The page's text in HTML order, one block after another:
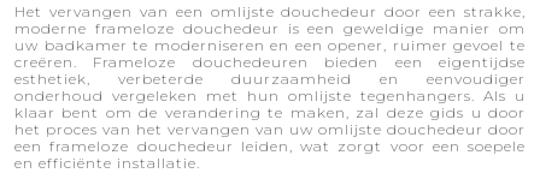
Het vervangen van een omlijste douchedeur door een strakke,
moderne frameloze douchedeur is een geweldige manier om
uw badkamer te moderniseren en een opener, ruimer gevoel te
creëren. Frameloze douchedeuren bieden een eigentijdse
esthetiek, verbeterde duurzaamheid en eenvoudiger
onderhoud vergeleken met hun omlijste tegenhangers. Als u
klaar bent om de verandering te maken, zal deze gids u door
het proces van het vervangen van uw omlijste douchedeur door
een frameloze douchedeur leiden, wat zorgt voor een soepele
en efficiënte installatie.